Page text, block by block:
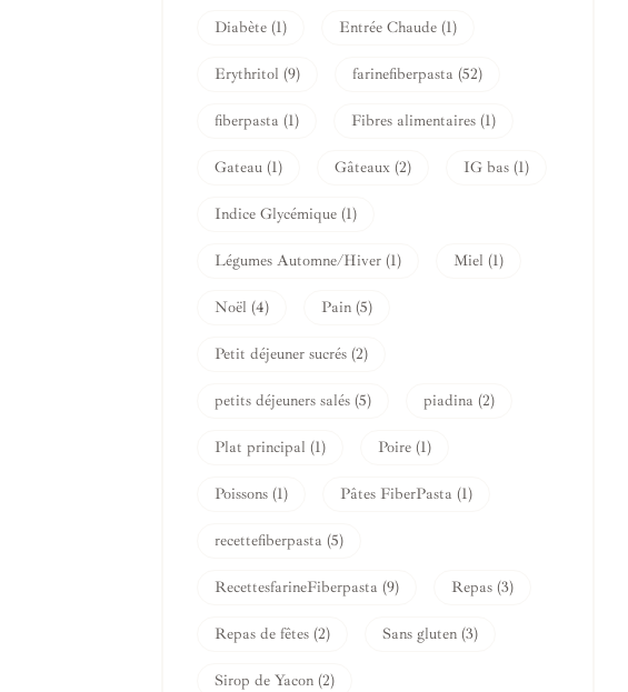
Diabète (1) Entrée Chaude (1)
Erythritol (9) farinefiberpasta (52)
fiberpasta (1) Fibres alimentaires (1)
Gateau (1) Gâteaux (2) IG bas (1)
Indice Glycémique (1)
Légumes Automne/Hiver (1) Miel (1)
Noël (4) Pain (5)
Petit déjeuner sucrés (2)
petits déjeuners salés (5) piadina (2)
Plat principal (1) Poire (1)
Poissons (1) Pâtes FiberPasta (1)
recettefiberpasta (5)
RecettesfarineFiberpasta (9) Repas (3)
Repas de fêtes (2) Sans gluten (3)
Sirop de Yacon (2)